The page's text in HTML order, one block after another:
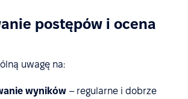
postępów i ocena
uwagę na:
wyników – regularne i dobrze